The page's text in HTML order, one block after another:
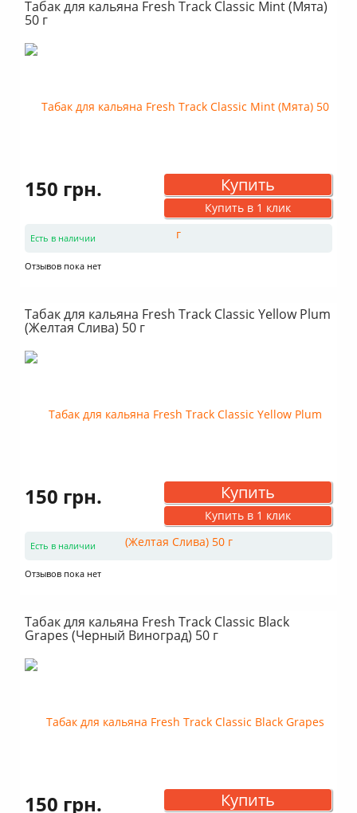
Табак для кальяна Fresh Track Classic Mint (Мята)
50 г
150 грн. Купить
Купить в 1 клик
Есть в наличии
Отзывов пока нет
Табак для кальяна Fresh Track Classic Yellow Plum
(Желтая Слива) 50 г
150 грн. Купить
Купить в 1 клик
Есть в наличии
Отзывов пока нет
Табак для кальяна Fresh Track Classic Black
Grapes (Черный Виноград) 50 г
150 грн. Купить